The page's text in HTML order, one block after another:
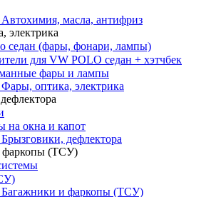
Автохимия, масла, антифриз
электрика
седан (фары, фонари, лампы)
для VW POLO седан + хэтчбек
фары и лампы
Фары, оптика, электрика
на окна и капот
дефлектора
фаркопы (ТСУ)
Багажники и фаркопы (ТСУ)